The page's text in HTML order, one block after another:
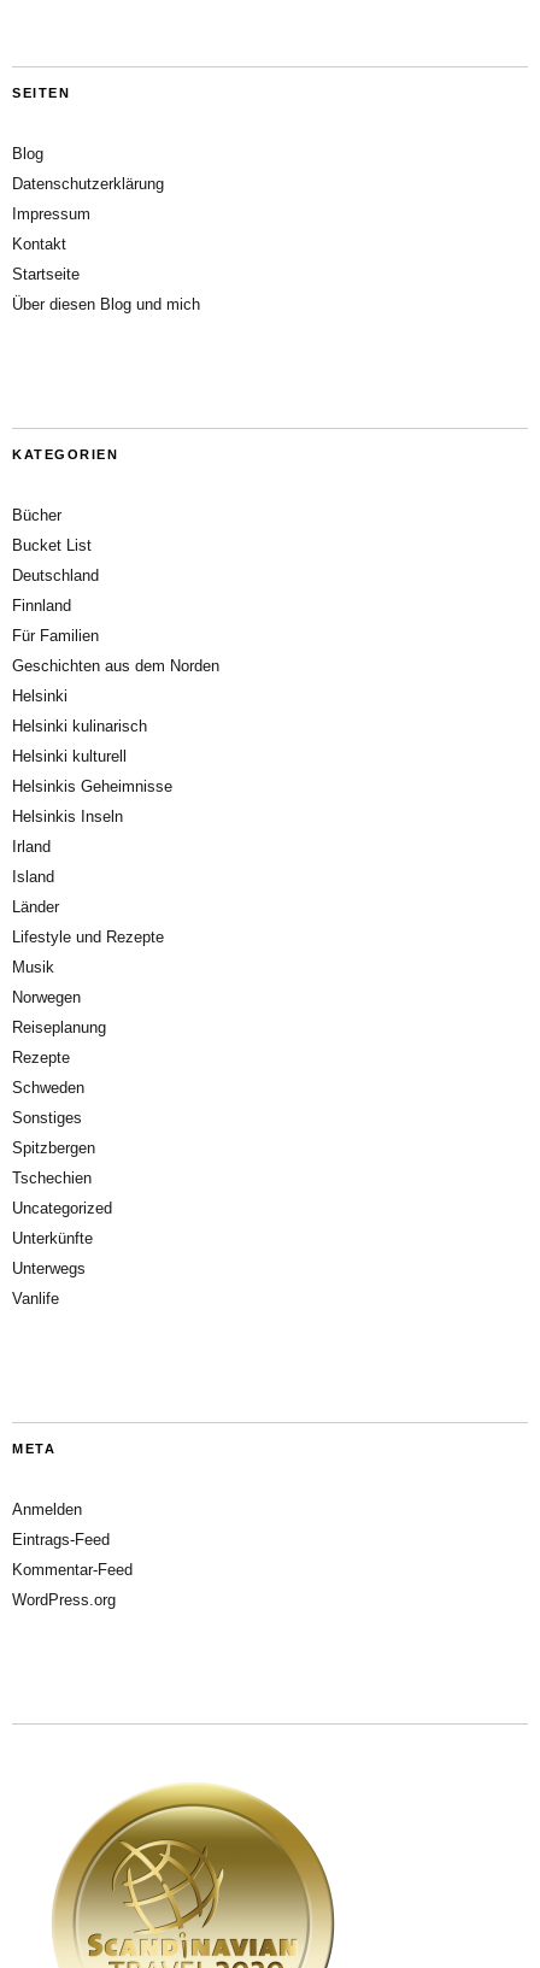
SEITEN
Blog
Datenschutzerklärung
Impressum
Kontakt
Startseite
Über diesen Blog und mich
KATEGORIEN
Bücher
Bucket List
Deutschland
Finnland
Für Familien
Geschichten aus dem Norden
Helsinki
Helsinki kulinarisch
Helsinki kulturell
Helsinkis Geheimnisse
Helsinkis Inseln
Irland
Island
Länder
Lifestyle und Rezepte
Musik
Norwegen
Reiseplanung
Rezepte
Schweden
Sonstiges
Spitzbergen
Tschechien
Uncategorized
Unterkünfte
Unterwegs
Vanlife
META
Anmelden
Eintrags-Feed
Kommentar-Feed
WordPress.org